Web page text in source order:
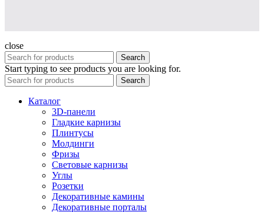
close
Search
Start typing to see products you are looking for.
Search
Каталог
3D-панели
Гладкие карнизы
Плинтусы
Молдинги
Фризы
Световые карнизы
Углы
Розетки
Декоративные камины
Декоративные порталы